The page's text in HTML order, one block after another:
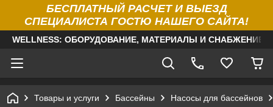
БЕСПЛАТНЫЙ РАСЧЕТ И ВЫЕЗД
СПЕЦИАЛИСТА ГОСТЮ НАШЕГО САЙТА!
WELLNESS: ОБОРУДОВАНИЕ, МАТЕРИАЛЫ И
Товары и услуги Бассейны Насосы для бассейнов